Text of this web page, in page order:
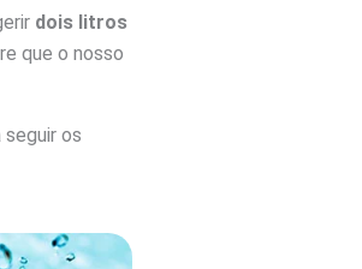
dois litros
que o nosso
os